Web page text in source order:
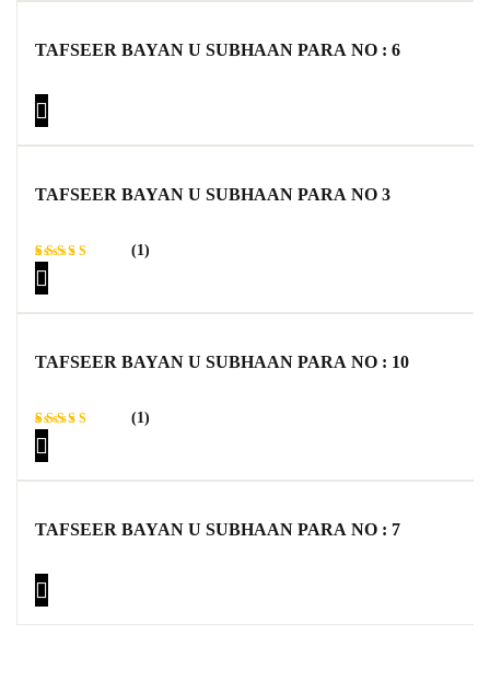
TAFSEER BAYAN U SUBHAAN PARA NO : 6
TAFSEER BAYAN U SUBHAAN PARA NO 3
Rated
5.00
of 5
1
(1)
TAFSEER BAYAN U SUBHAAN PARA NO : 10
Rated
4.00
out of 5
1
r rating
(1)
TAFSEER BAYAN U SUBHAAN PARA NO : 7